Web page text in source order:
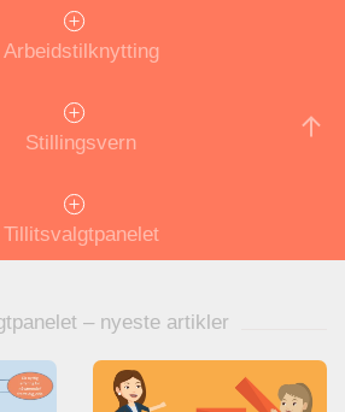
Arbeidstilknytting
Stillingsvern
Tillitsvalgtpanelet
– nyeste artikler